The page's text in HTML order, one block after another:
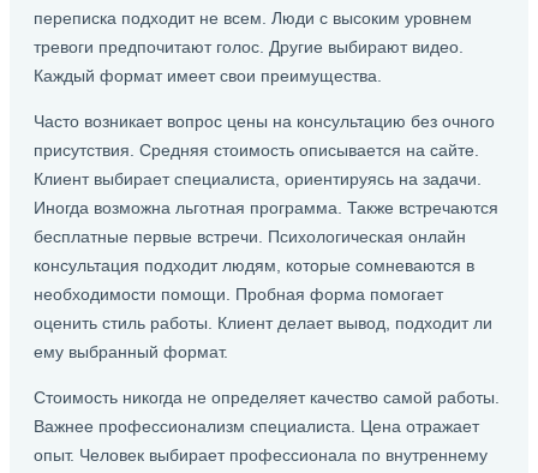
переписка подходит не всем. Люди с высоким уровнем
тревоги предпочитают голос. Другие выбирают видео.
Каждый формат имеет свои преимущества.
Часто возникает вопрос цены на консультацию без очного
присутствия. Средняя стоимость описывается на сайте.
Клиент выбирает специалиста, ориентируясь на задачи.
Иногда возможна льготная программа. Также встречаются
бесплатные первые встречи. Психологическая онлайн
консультация подходит людям, которые сомневаются в
необходимости помощи. Пробная форма помогает
оценить стиль работы. Клиент делает вывод, подходит ли
ему выбранный формат.
Стоимость никогда не определяет качество самой работы.
Важнее профессионализм специалиста. Цена отражает
опыт. Человек выбирает профессионала по внутреннему